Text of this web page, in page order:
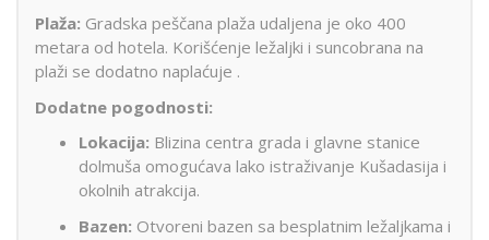
Plaža: Gradska peščana plaža udaljena je oko 400
metara od hotela. Korišćenje ležaljki i suncobrana na
plaži se dodatno naplaćuje .
Dodatne pogodnosti:
Lokacija: Blizina centra grada i glavne stanice
dolmuša omogućava lako istraživanje Kušadasija i
okolnih atrakcija.
Bazen: Otvoreni bazen sa besplatnim ležaljkama i